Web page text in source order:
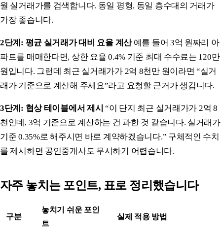
월 실거래가를 검색합니다. 동일 평형, 동일 층수대의 거래가
가장 좋습니다.
2단계: 평균 실거래가 대비 요율 계산예를 들어 3억 원짜리 아
파트를 매매한다면, 상한 요율 0.4% 기준 최대 수수료는 120만
원입니다. 그런데 최근 실거래가가 2억 8천만 원이라면 “실거
래가 기준으로 계산해 주세요”라고 요청할 근거가 생깁니다.
3단계: 협상 테이블에서 제시 “이 단지 최근 실거래가가 2억 8
천인데, 3억 기준으로 계산하는 건 과한 것 같습니다. 실거래가
기준 0.35%로 해주시면 바로 계약하겠습니다.” 구체적인 수치
를 제시하면 공인중개사도 무시하기 어렵습니다.
자주 놓치는 포인트, 표로 정리했습니다
구분
놓치기 쉬운 포인
트
실제 적용 방법